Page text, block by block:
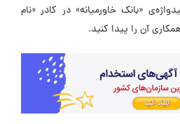
«بانک خاورمیانه» در کادر «نام
آن را پیدا کنید.